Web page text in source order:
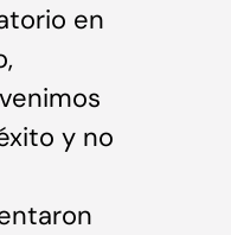
en
y no